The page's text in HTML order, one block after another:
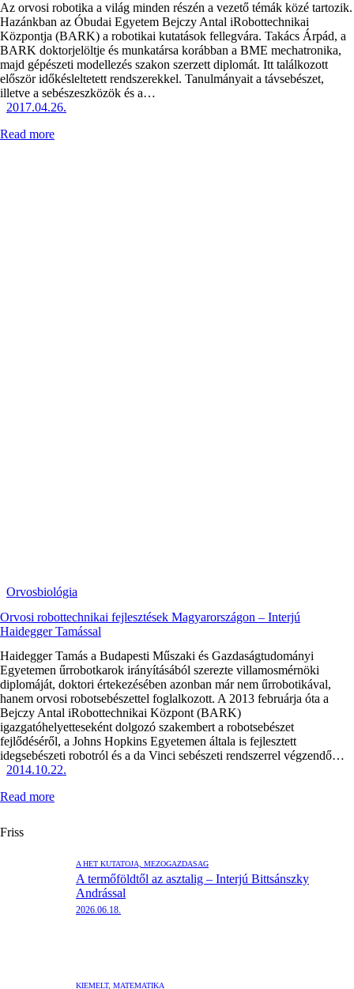
Az orvosi robotika a világ minden részén a vezető témák közé tartozik.
Hazánkban az Óbudai Egyetem Bejczy Antal iRobottechnikai
Központja (BARK) a robotikai kutatások fellegvára. Takács Árpád, a
BARK doktorjelöltje és munkatársa korábban a BME mechatronika,
majd gépészeti modellezés szakon szerzett diplomát. Itt találkozott
először időkésleltetett rendszerekkel. Tanulmányait a távsebészet,
illetve a sebészeszközök és a…
2017.04.26.
Read more
Orvosbiológia
Orvosi robottechnikai fejlesztések Magyarországon – Interjú
Haidegger Tamással
Haidegger Tamás a Budapesti Műszaki és Gazdaságtudományi
Egyetemen űrrobotkarok irányításából szerezte villamosmérnöki
diplomáját, doktori értekezésében azonban már nem űrrobotikával,
hanem orvosi robotsebészettel foglalkozott. A 2013 februárja óta a
Bejczy Antal iRobottechnikai Központ (BARK)
igazgatóhelyetteseként dolgozó szakembert a robotsebészet
fejlődéséről, a Johns Hopkins Egyetemen általa is fejlesztett
idegsebészeti robotról és a da Vinci sebészeti rendszerrel végzendő…
2014.10.22.
Read more
Friss
A HÉT KUTATÓJA, MEZŐGAZDASÁG
A termőföldtől az asztalig – Interjú Bittsánszky
Andrással
2026.06.18.
KIEMELT, MATEMATIKA